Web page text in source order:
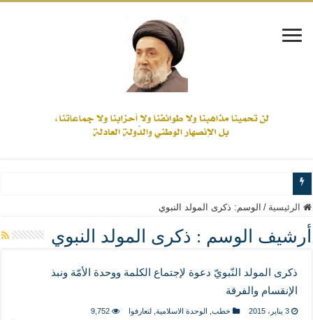
www.alamine.net
مواقف وآراء العلاّمة السيد علي الأمين من الأحداث والقضايا - اضغط للاطلاع
إذا كان التسنن هو الإيمان بسنة رسول الله ( صلى الله عليه وآله) فكلّ
علاقات المذاهب والأديان لا يجوز أن تكون على حساب الأوطان
لن تحمينا مذاهبنا ولا طوائفنا ولا أحزابنا ولا جماعاتنا، بل الإنصهار الوطني والدولة
المذاهب ليست قدرًا لا يمكن تجاوزه
الرئيسية / الوسم: ذكرى المولد النبوي
أرشيف الوسم : ذكرى المولد النبوي
ذكرى المولد النّبويّ دعوة لإجتماع الكلمة ووحدة الأمّة ونبذ
الإنقسام والفرقة
3 يناير، 2015 خطب, الوحدة الاسلامية, لتعارفوا 9,752